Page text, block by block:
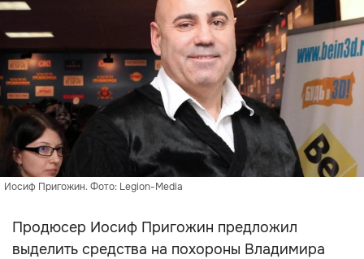
Иосиф Пригожин. Фото: Legion-Media
Продюсер Иосиф Пригожин предложил
выделить средства на похороны Владимира